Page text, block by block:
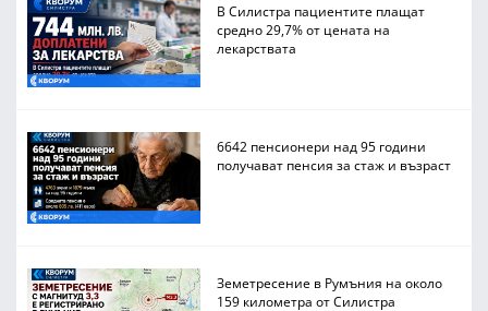
В Силистра пациентите плащат
средно 29,7% от цената на
лекарствата
6642 пенсионери над 95 години
получават пенсия за стаж и възраст
Земетресение в Румъния на около
159 километра от Силистра